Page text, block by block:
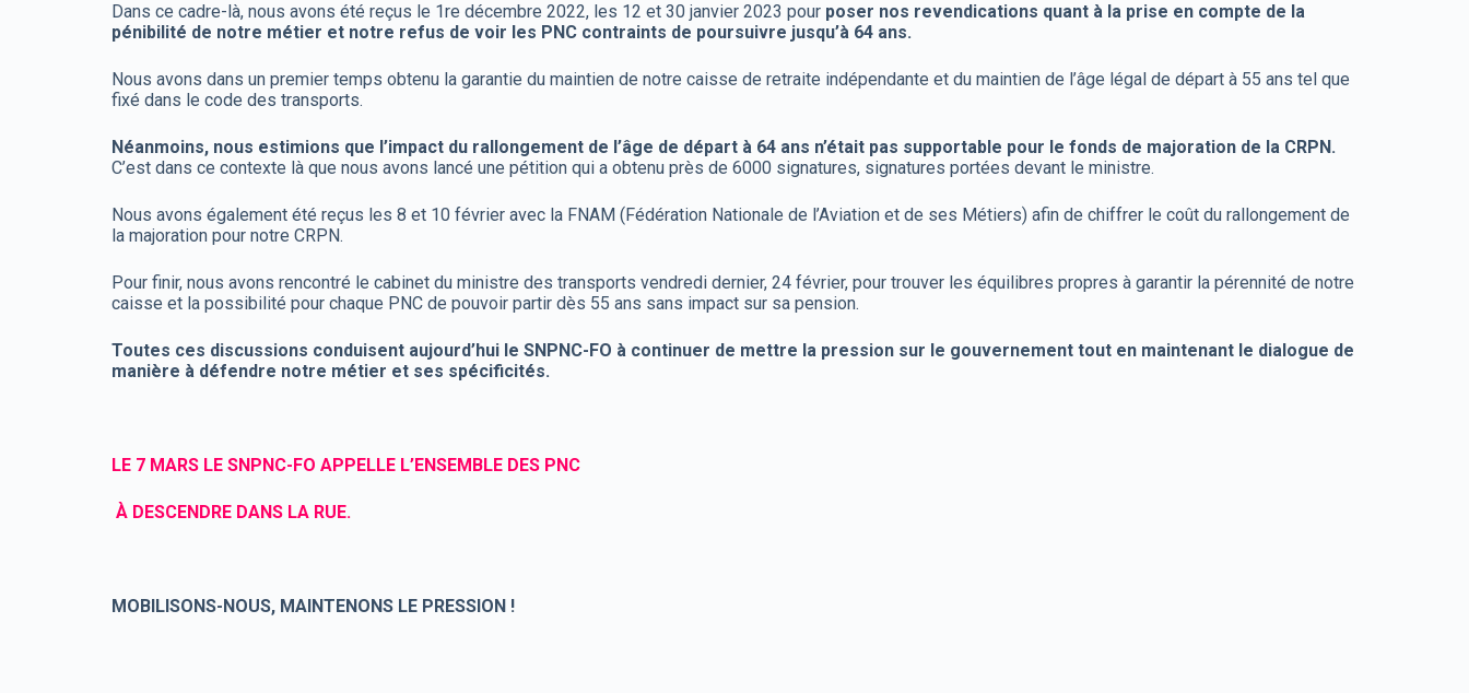
Dans ce cadre-là, nous avons été reçus le 1re décembre 2022, les 12 et 30 janvier 2023 pour poser nos revendications quant à la prise en compte de la
pénibilité de notre métier et notre refus de voir les PNC contraints de poursuivre jusqu’à 64 ans.
Nous avons dans un premier temps obtenu la garantie du maintien de notre caisse de retraite indépendante et du maintien de l’âge légal de départ à 55 ans tel que
fixé dans le code des transports.
Néanmoins, nous estimions que l’impact du rallongement de l’âge de départ à 64 ans n’était pas supportable pour le fonds de majoration de la CRPN.
C’est dans ce contexte là que nous avons lancé une pétition qui a obtenu près de 6000 signatures, signatures portées devant le ministre.
Nous avons également été reçus les 8 et 10 février avec la FNAM (Fédération Nationale de l’Aviation et de ses Métiers) afin de chiffrer le coût du rallongement de
la majoration pour notre CRPN.
Pour finir, nous avons rencontré le cabinet du ministre des transports vendredi dernier, 24 février, pour trouver les équilibres propres à garantir la pérennité de notre
caisse et la possibilité pour chaque PNC de pouvoir partir dès 55 ans sans impact sur sa pension.
Toutes ces discussions conduisent aujourd’hui le SNPNC-FO à continuer de mettre la pression sur le gouvernement tout en maintenant le dialogue de
manière à défendre notre métier et ses spécificités.
LE 7 MARS LE SNPNC-FO APPELLE L’ENSEMBLE DES PNC
À DESCENDRE DANS LA RUE.
MOBILISONS-NOUS, MAINTENONS LE PRESSION !